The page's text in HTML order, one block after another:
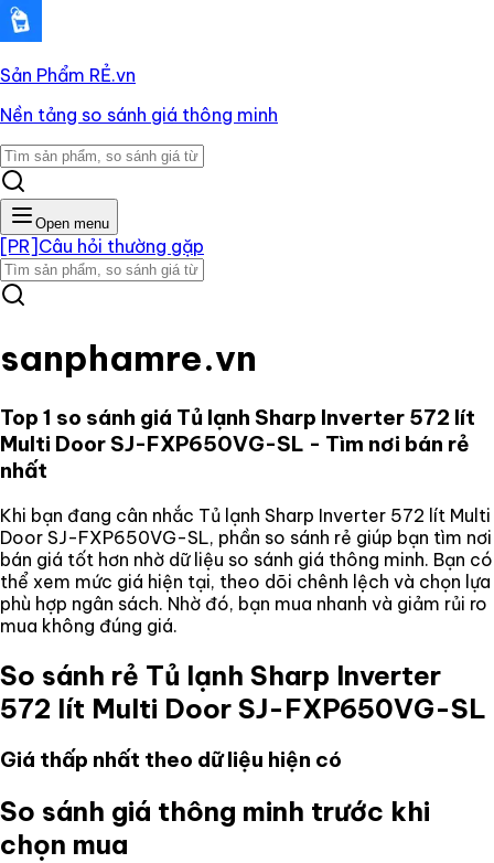
Sản Phẩm RẺ.vn
Nền tảng so sánh giá thông minh
Open menu
[PR] Câu hỏi thường gặp
sanphamre.vn
Top 1 so sánh giá Tủ lạnh Sharp Inverter 572 lít
Multi Door SJ-FXP650VG-SL - Tìm nơi bán rẻ
nhất
Khi bạn đang cân nhắc Tủ lạnh Sharp Inverter 572 lít Multi
Door SJ-FXP650VG-SL, phần so sánh rẻ giúp bạn tìm nơi
bán giá tốt hơn nhờ dữ liệu so sánh giá thông minh. Bạn có
thể xem mức giá hiện tại, theo dõi chênh lệch và chọn lựa
phù hợp ngân sách. Nhờ đó, bạn mua nhanh và giảm rủi ro
mua không đúng giá.
So sánh rẻ Tủ lạnh Sharp Inverter
572 lít Multi Door SJ-FXP650VG-SL
Giá thấp nhất theo dữ liệu hiện có
So sánh giá thông minh trước khi
chọn mua